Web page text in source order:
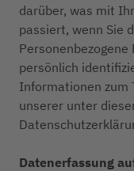
darüber, was mit
passiert, wenn Sie
persönlich
Informationen zum
unserer unter
Datenerfassung